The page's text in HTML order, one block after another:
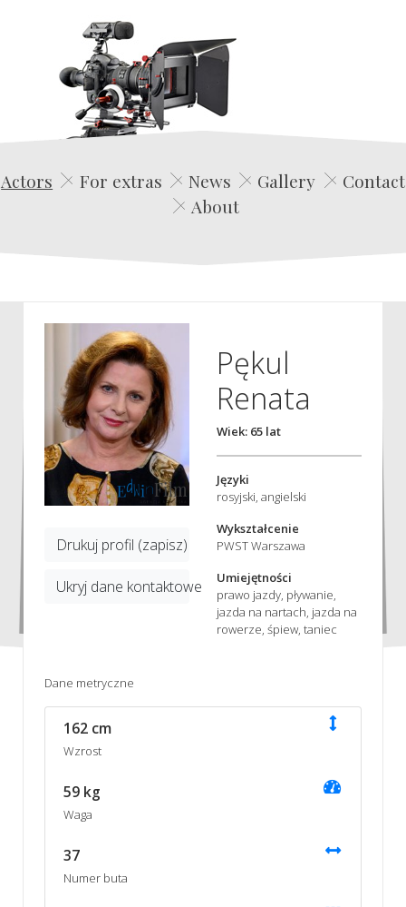
Edwin Film Agencja Aktorska
Actors For extras News Gallery
Contact
About
Drukuj profil (zapisz)
Ukryj dane kontaktowe
Pękul
Renata
Wiek: 65 lat
Języki
rosyjski, angielski
Wykształcenie
PWST Warszawa
Umiejętności
prawo jazdy, pływanie,
jazda na nartach, jazda na
rowerze, śpiew, taniec
Dane metryczne
162 cm
Wzrost
59 kg
Waga
37
Numer buta